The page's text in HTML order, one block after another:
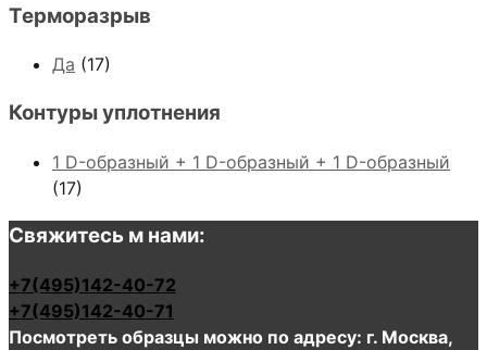
Терморазрыв
Да (17)
Контуры уплотнения
1 D-образный + 1 D-образный + 1 D-образный
(17)
Свяжитесь м нами:
+7(495)142-40-72
+7(495)142-40-71
Посмотреть образцы можно по адресу: г. Москва,